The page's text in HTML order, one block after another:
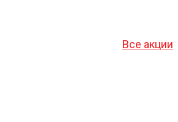
Все акции